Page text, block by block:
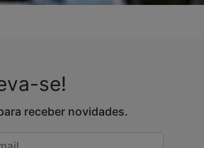
se!
receber novidades.